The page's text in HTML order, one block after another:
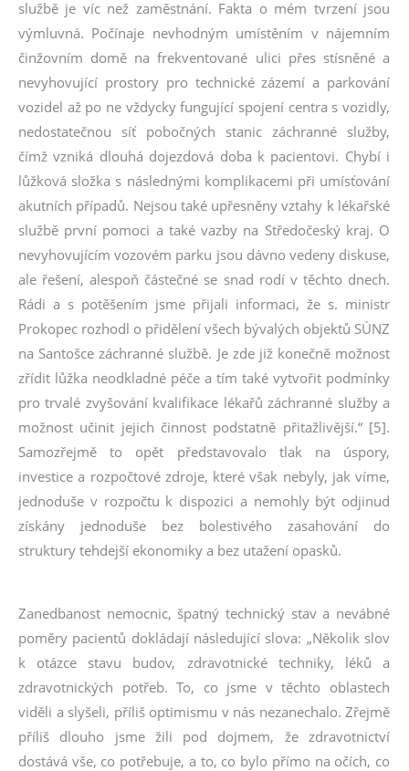
službě je víc než zaměstnání. Fakta o mém tvrzení jsou
výmluvná. Počínaje nevhodným umístěním v nájemním
činžovním domě na frekventované ulici přes stísněné a
nevyhovující prostory pro technické zázemí a parkování
vozidel až po ne vždycky fungující spojení centra s vozidly,
nedostatečnou síť pobočných stanic záchranné služby,
čímž vzniká dlouhá dojezdová doba k pacientovi. Chybí i
lůžková složka s následnými komplikacemi při umísťování
akutních případů. Nejsou také upřesněny vztahy k lékařské
službě první pomoci a také vazby na Středočeský kraj. O
nevyhovujícím vozovém parku jsou dávno vedeny diskuse,
ale řešení, alespoň částečné se snad rodí v těchto dnech.
Rádi a s potěšením jsme přijali informaci, že s. ministr
Prokopec rozhodl o přidělení všech bývalých objektů SÚNZ
na Santošce záchranné službě. Je zde již konečně možnost
zřídit lůžka neodkladné péče a tím také vytvořit podmínky
pro trvalé zvyšování kvalifikace lékařů záchranné služby a
možnost učinit jejich činnost podstatně přitažlivější.“ [5].
Samozřejmě to opět představovalo tlak na úspory,
investice a rozpočtové zdroje, které však nebyly, jak víme,
jednoduše v rozpočtu k dispozici a nemohly být odjinud
získány jednoduše bez bolestivého zasahování do
struktury tehdejší ekonomiky a bez utažení opasků.
Zanedbanost nemocnic, špatný technický stav a nevábné
poměry pacientů dokládají následující slova: „Několik slov
k otázce stavu budov, zdravotnické techniky, léků a
zdravotnických potřeb. To, co jsme v těchto oblastech
viděli a slyšeli, příliš optimismu v nás nezanechalo. Zřejmě
příliš dlouho jsme žili pod dojmem, že zdravotnictví
dostává vše, co potřebuje, a to, co bylo přímo na očích, co